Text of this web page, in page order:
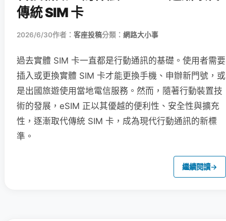
傳統 SIM 卡
2026/6/30作者： 客座投稿分類： 網路大小事
過去實體 SIM 卡一直都是行動通訊的基礎。使用者需要
插入或更換實體 SIM 卡才能更換手機、申辦新門號，或
是出國旅遊使用當地電信服務。然而，隨著行動裝置技
術的發展，eSIM 正以其優越的便利性、安全性與擴充
性，逐漸取代傳統 SIM 卡，成為現代行動通訊的新標
準。
繼續閱讀→